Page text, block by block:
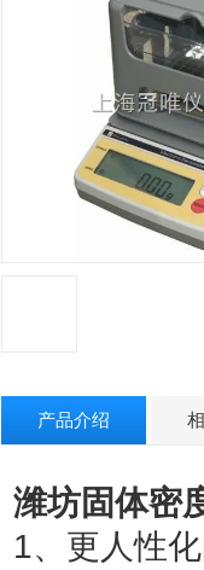
产品介绍
潍坊固体密
1、更人性